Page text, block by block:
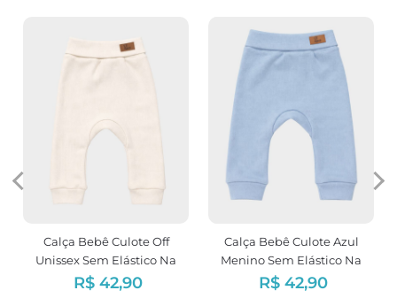
Calça Bebê Culote Off
Unissex Sem Elástico Na
Cintura
R$ 42,90
Calça Bebê Culote Azul
Menino Sem Elástico Na
Cintura
R$ 42,90